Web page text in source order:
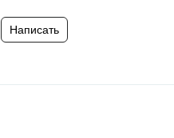
Написать